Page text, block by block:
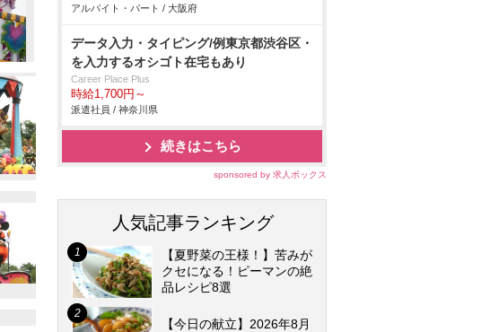
アルバイト・パート / 大阪府
データ入力・タイピング/例東京都渋谷区・
を入力するオシゴト在宅もあり
Career Place Plus
時給1,700円～
派遣社員 / 神奈川県
続きはこちら
sponsored by 求人ボックス
人気記事ランキング
【夏野菜の王様！】苦みが
クセになる！ピーマンの絶
品レシピ8選
【今日の献立】2026年8月